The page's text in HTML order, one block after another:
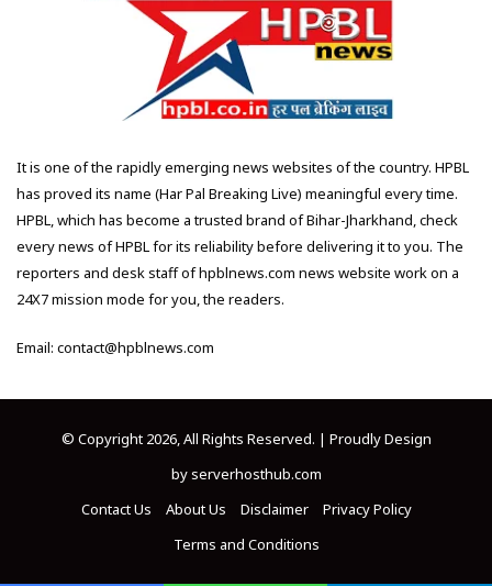
It is one of the rapidly emerging news websites of the country. HPBL
has proved its name (Har Pal Breaking Live) meaningful every time.
HPBL, which has become a trusted brand of Bihar-Jharkhand, check
every news of HPBL for its reliability before delivering it to you. The
reporters and desk staff of hpblnews.com news website work on a
24X7 mission mode for you, the readers.
Email: contact@hpblnews.com
© Copyright 2026, All Rights Reserved. | Proudly Design
byserverhosthub.com
Contact Us
About Us Disclaimer
Privacy Policy
Terms and Conditions